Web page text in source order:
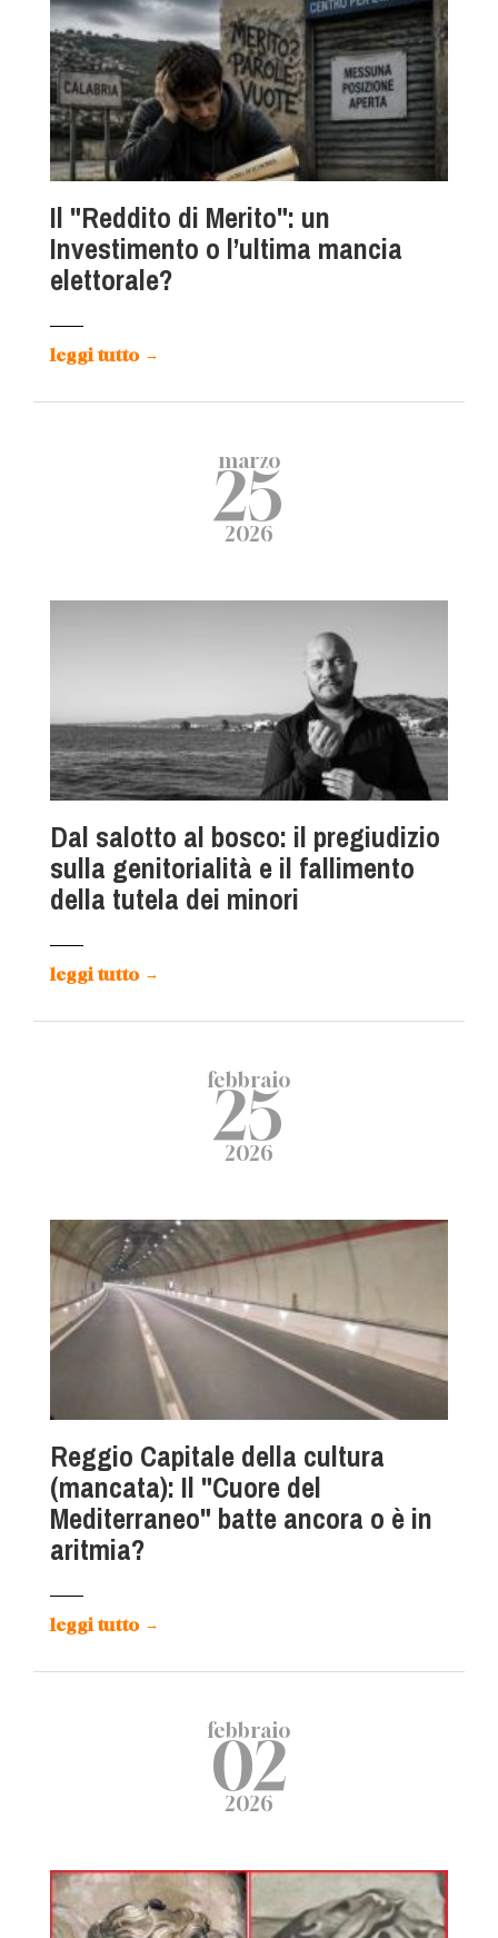
Il "Reddito di Merito": un
Investimento o l’ultima mancia
elettorale?
leggi tutto →
marzo
25
2026
Dal salotto al bosco: il pregiudizio
sulla genitorialità e il fallimento
della tutela dei minori
leggi tutto →
febbraio
25
2026
Reggio Capitale della cultura
(mancata): Il "Cuore del
Mediterraneo" batte ancora o è in
aritmia?
leggi tutto →
febbraio
02
2026